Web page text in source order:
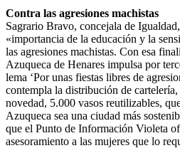
Contra las agresiones machistas
Sagrario Bravo, concejala de
«importancia de la educación y la
las agresiones machistas. Con esa
Azuqueca de Henares impulsa por
lema ‘Por unas fiestas libres de
contempla la distribución de
novedad, 5.000 vasos reutilizables,
Azuqueca sea una ciudad más
que el Punto de Información Violeta
asesoramiento a las mujeres que lo